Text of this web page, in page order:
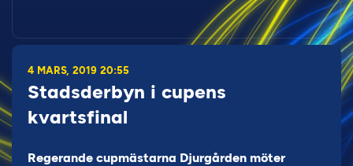
4 MARS, 2019 20:55
Stadsderbyn i cupens
kvartsfinal
Regerande cupmästarna Djurgården möter